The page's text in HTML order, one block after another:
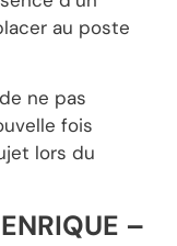
au poste
ne pas
fois
lors du
–